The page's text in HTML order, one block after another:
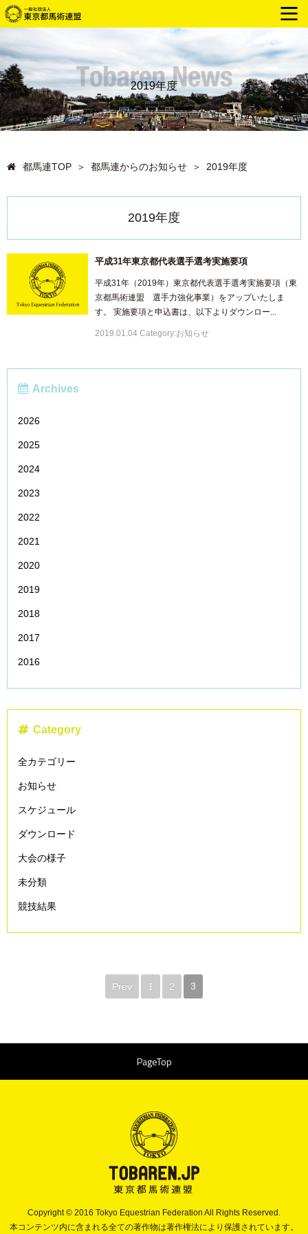
2019年度
都馬連TOP ＞ 都馬連からのお知らせ ＞ 2019年度
2019年度
平成31年東京都代表選手選考実施要項
平成31年（2019年）東京都代表選手選考実施要項（東
京都馬術連盟 選手力強化事業）をアップいたしま
す。 実施要項と申込書は、以下よりダウンロー...
2019.01.04 Category:お知らせ
Archives
2026
2025
2024
2023
2022
2021
2020
2019
2018
2017
2016
Category
全カテゴリー
お知らせ
スケジュール
ダウンロード
大会の様子
未分類
競技結果
Prev 1 2 3
PageTop
Copyright © 2016 Tokyo Equestrian Federation All Rights Reserved.
本コンテンツ内に含まれる全ての著作物は著作権法により保護されています。